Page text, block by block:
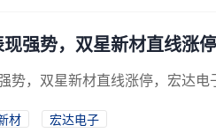
强势，双星新材直线涨停
势，双星新材直线涨停，宏达
材
宏达电子